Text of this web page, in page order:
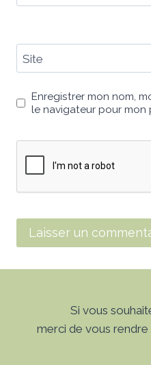
Site
Enregistrer mon nom,
le navigateur pour mon
Si vous
merci de vous rendre